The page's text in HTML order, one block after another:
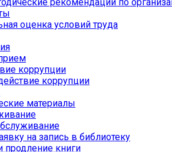
оценка условий труда
коррупции
коррупции
материалы
на запись в библиотеку
продление книги